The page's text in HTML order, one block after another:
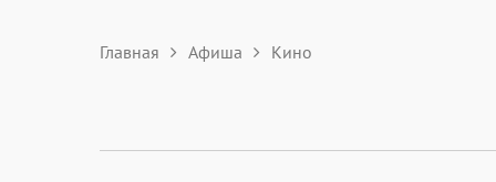
Главная Афиша Кино